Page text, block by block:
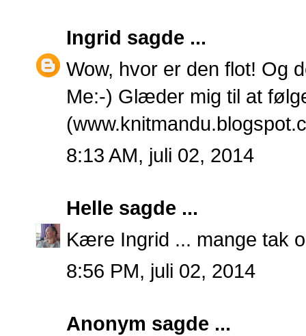
Ingrid sagde ...
Wow, hvor er den flot! Og
Me:-) Glæder mig til at
8:13 AM, juli 02, 2014
Helle sagde ...
Kære Ingrid ... mange tak
8:56 PM, juli 02, 2014
Anonym sagde ...